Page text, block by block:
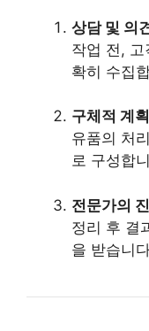
상담 및 의
작업 전, 고
확히 수집
구체적 계
유품의 처
로 구성합
전문가의
정리 후 결
을 받습니